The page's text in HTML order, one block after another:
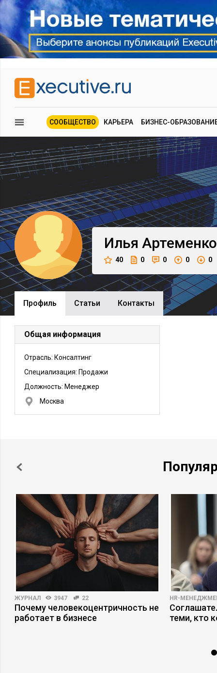
СООБЩЕСТВО КАРЬЕРА БИЗНЕС-
Илья Артеменко
40 0 0 0 0
Профиль Cтатьи Контакты
Общая информация
Отрасль: Консалтинг
Специализация: Продажи
Должность: Менеджер
Москва
ЖУРНАЛ 3947 22
Почему человекоцентричность не
работает в бизнесе
HR-
теми, кто